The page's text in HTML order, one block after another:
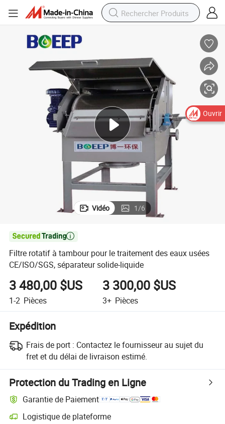
Vidéo 1/6

Filtre rotatif à tambour pour le traitement des eaux usées
CE/ISO/SGS, séparateur solide-liquide
3 480,00 $US
1-2 Pièces
3 300,00 $US
3+ Pièces
Expédition
Frais de port : Contactez le fournisseur au sujet du
fret et du délai de livraison estimé.
Protection du Trading en Ligne
Garantie de Paiement
Logistique de plateforme
Ouvrir